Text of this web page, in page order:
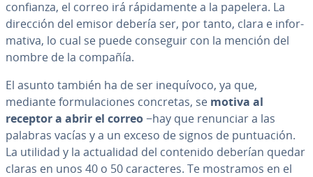
confianza, el correo irá rá­pi­da­me­n­te a la papelera. La
dirección del emisor debería ser, por tanto, clara e in­fo­r­
ma­ti­va, lo cual se puede conseguir con la mención del
nombre de la compañía.
El asunto también ha de ser ine­quí­vo­co, ya que,
mediante fo­r­mu­la­cio­nes concretas, se motiva al
receptor a abrir el correo−hay que renunciar a las
palabras vacías y a un exceso de signos de pu­n­tua­ción.
La utilidad y la ac­tua­li­dad del contenido deberían quedar
claras en unos 40 o 50 ca­ra­c­te­res. Te mostramos en el